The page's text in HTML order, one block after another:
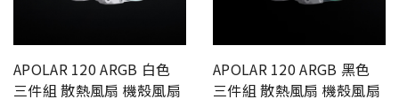
APOLAR 120 ARGB 白色
三件組 散熱風扇 機殼風扇
APOLAR 120 ARGB 黑色
三件組 散熱風扇 機殼風扇